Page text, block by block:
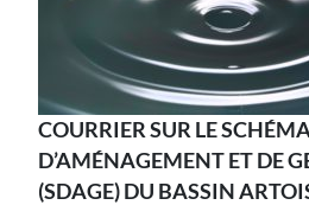
COURRIER SUR LE
D’AMÉNAGEMENT ET DE
(SDAGE) DU BASSIN